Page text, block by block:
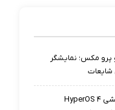
آیفون ۲۰ پرو و پرو مکس؛ نمایشگر
شایعات
زمان احتمالی ورود نسخه آزمایشی HyperOS ۴